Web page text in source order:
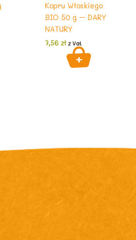
Kopru Włoskiego
BIO 50 g – DARY
NATURY
7,56 zł z Vat